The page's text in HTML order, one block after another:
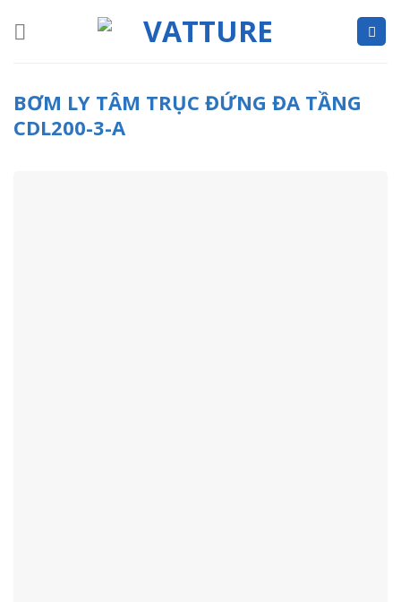
BƠM LY TÂM TRỤC ĐỨNG ĐA TẦNG
CDL200-3-A